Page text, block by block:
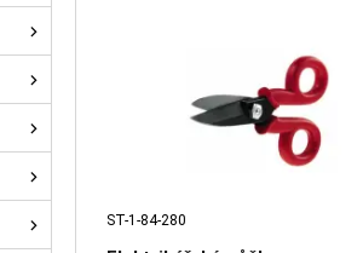
ST-1-84-280